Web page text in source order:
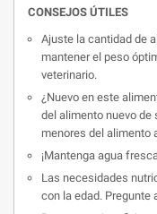
CONSEJOS ÚTILES
Ajuste la cantidad de
mantener el peso
veterinario.
¿Nuevo en este
del alimento nuevo
menores del alimento
¡Mantenga agua
Las necesidades
con la edad. Pregunte